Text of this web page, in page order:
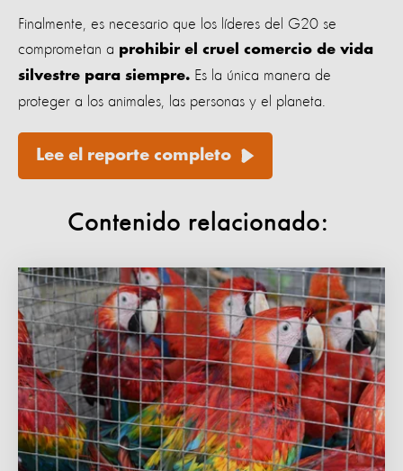
Finalmente, es necesario que los líderes del G20 se
comprometan a prohibir el cruel comercio de vida
silvestre para siempre. Es la única manera de
proteger a los animales, las personas y el planeta.
Lee el reporte completo
Contenido relacionado: